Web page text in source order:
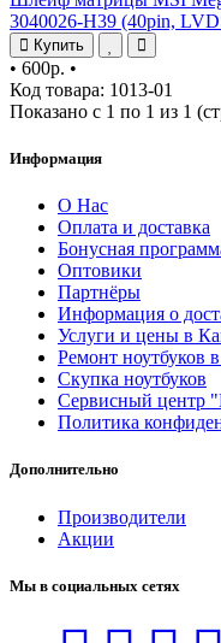
3040026-H39 (40pin,
Купить
• 600р. •
Код товара: 1013-01
Показано с 1 по 1 из 1
Информация
О Нас
Оплата и доставка
Бонусная
Оптовики
Партнёры
Информация о
Услуги и цены в
Ремонт ноутбуков
Скупка ноутбуков
Сервисный
Политика
Дополнительно
Производители
Акции
Мы в социальных сетях